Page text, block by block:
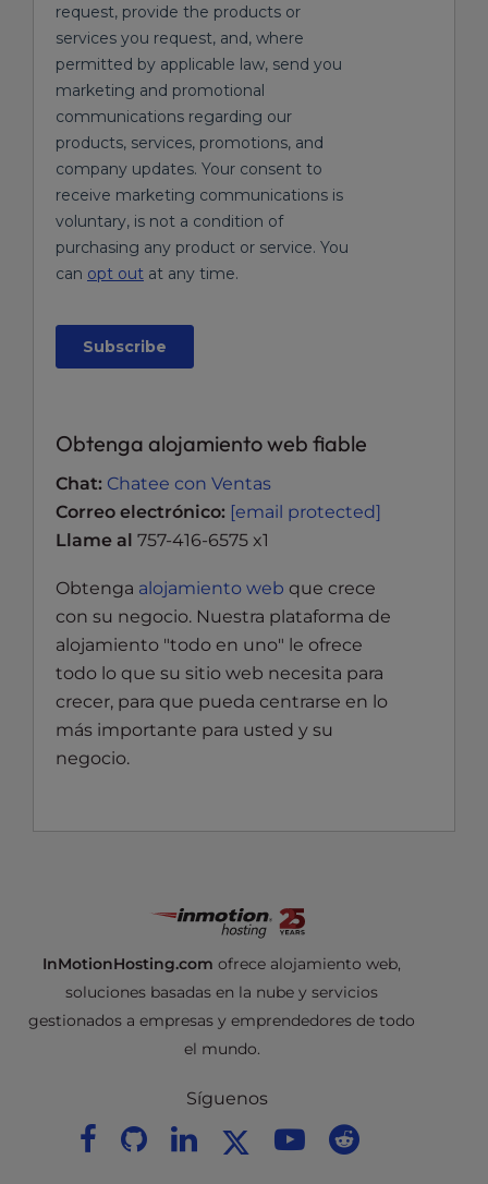
Obtenga alojamiento web fiable
Chat: Chatee con Ventas
Correo electrónico: [email protected]
Llame al 757-416-6575 x1
Obtenga alojamiento web que crece
con su negocio. Nuestra plataforma de
alojamiento "todo en uno" le ofrece
todo lo que su sitio web necesita para
crecer, para que pueda centrarse en lo
más importante para usted y su
negocio.
InMotionHosting.com ofrece alojamiento web,
soluciones basadas en la nube y servicios
gestionados a empresas y emprendedores de todo
el mundo.
Síguenos